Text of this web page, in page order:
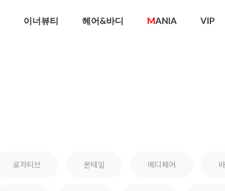
이너뷰티 헤어&바디 MANIA VIP
로자티브 몬테일 메디페어